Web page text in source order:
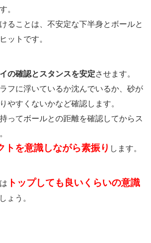
。
ることは、不安定な下半身とボールと
ットです。
の確認とスタンスを安定させます。
フに浮いているか沈んでいるか、砂が
やすくないかなど確認します。
ってボールとの距離を確認してからス
トを意識しながら素振り します。
トップしても良いくらいの意識
ょう。